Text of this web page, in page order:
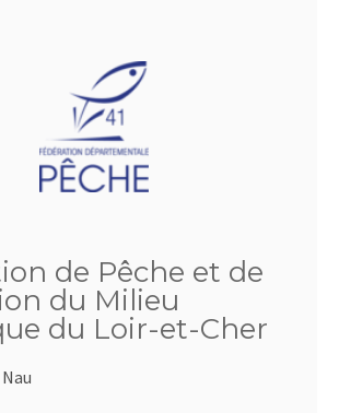
de Pêche et de
du Milieu
du Loir-et-Cher